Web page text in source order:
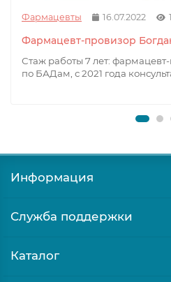
Фармацевты 16.07.2022
Фармацевт-провизор
Стаж работы 7 лет: фармацевт-
по БАДам, с 2021 года
Информация
Служба поддержки
Каталог